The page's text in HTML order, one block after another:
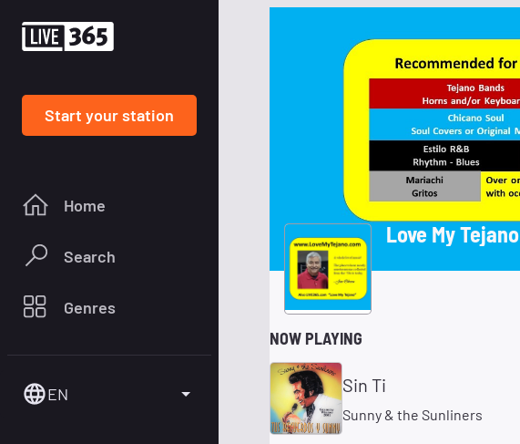
Start your station
Home
Search
Genres
EN
Love My Tejano
NOW PLAYING
Sin Ti
Sunny & the Sunliners